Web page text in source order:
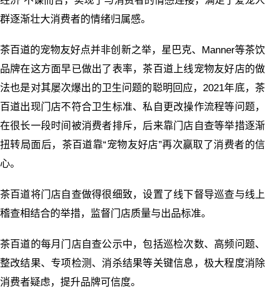
群逐渐壮大消费者的情绪归属感。
茶百道的宠物友好点并非创新之举，星巴克、Manner等茶饮
品牌在这方面早已做出了表率，茶百道上线宠物友好店的做
法也是对其屡次爆出的卫生问题的聪明回应，2021年底，茶
百道出现门店不符合卫生标准、私自更改操作流程等问题，
在很长一段时间被消费者排斥，后来靠门店自查等举措逐渐
扭转局面后，茶百道靠“宠物友好店”再次赢取了消费者的信
心。
茶百道将门店自查做得很细致，设置了线下督导巡查与线上
稽查相结合的举措，监督门店质量与出品标准。
茶百道的每月门店自查公示中，包括巡检次数、高频问题、
整改结果、专项检测、消杀结果等关键信息，极大程度消除
消费者疑虑，提升品牌可信度。